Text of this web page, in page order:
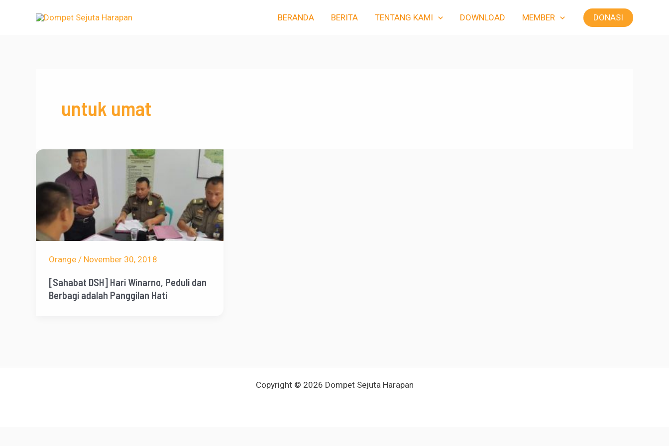
BERANDA BERITA TENTANG KAMI DOWNLOAD MEMBER DONASI
untuk umat
Orange/ November 30, 2018
[Sahabat DSH] Hari Winarno, Peduli dan
Berbagi adalah Panggilan Hati
Copyright © 2026 Dompet Sejuta Harapan